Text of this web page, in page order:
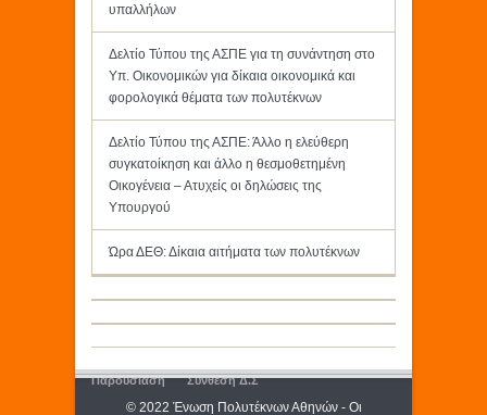
υπαλλήλων
Δελτίο Τύπου της ΑΣΠΕ για τη συνάντηση στο
Υπ. Οικονομικών για δίκαια οικονομικά και
φορολογικά θέματα των πολυτέκνων
Δελτίο Τύπου της ΑΣΠΕ: Άλλο η ελεύθερη
συγκατοίκηση και άλλο η θεσμοθετημένη
Οικογένεια – Ατυχείς οι δηλώσεις της
Υπουργού
Ώρα ΔΕΘ: Δίκαια αιτήματα των πολυτέκνων
Παρουσίαση Σύνθεση Δ.Σ
© 2022 Ένωση Πολυτέκνων Αθηνών - Οι